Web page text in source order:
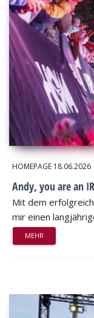
HOMEPAGE 18.06.2026
Andy, you are an
Mit dem
mir einen
MEHR